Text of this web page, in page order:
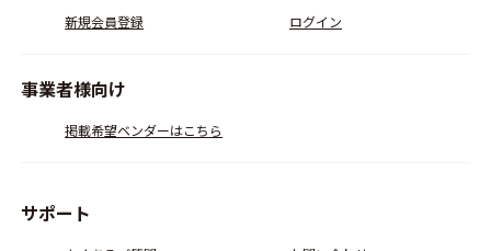
新規会員登録
ログイン
事業者様向け
掲載希望ベンダーはこちら
サポート